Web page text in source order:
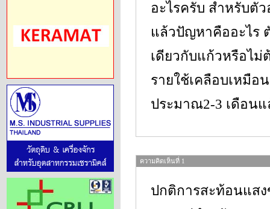
อะไรครับ สำหรับตั
แล้วปัญหาคืออะไร
เดียวกับแก้วหรือไม่
รายใช้เคลือบเหมือ
ประมาณ2-3 เดือนแ
ความคิดเห็นที่ 1
ปกติการสะท้อนแสง